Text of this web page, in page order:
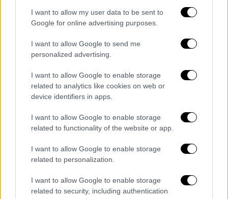
I want to allow my user data to be sent to
Google for online advertising purposes.
I want to allow Google to send me
personalized advertising.
I want to allow Google to enable storage
related to analytics like cookies on web or
device identifiers in apps.
I want to allow Google to enable storage
related to functionality of the website or app.
I want to allow Google to enable storage
related to personalization.
I want to allow Google to enable storage
related to security, including authentication
Παρέδωσε στους αστυνομικούς πυροβόλο
όπλο, φυσίγγια,ναρκωτικάκαι τον
υπολογιστή του, που κατασχέθηκαν.
Τι κατασχέθηκε
1- πιστόλι με γεμιστήρα που περιείχε
-2- φυσίγγια
223- φυσίγγια 9*19 mm
42,5- γραμμάρια κάνναβης που εντόπισε
σε συσκευασία και σε μεταλλικό κυτίο
έναν φορητό υπολογιστή.